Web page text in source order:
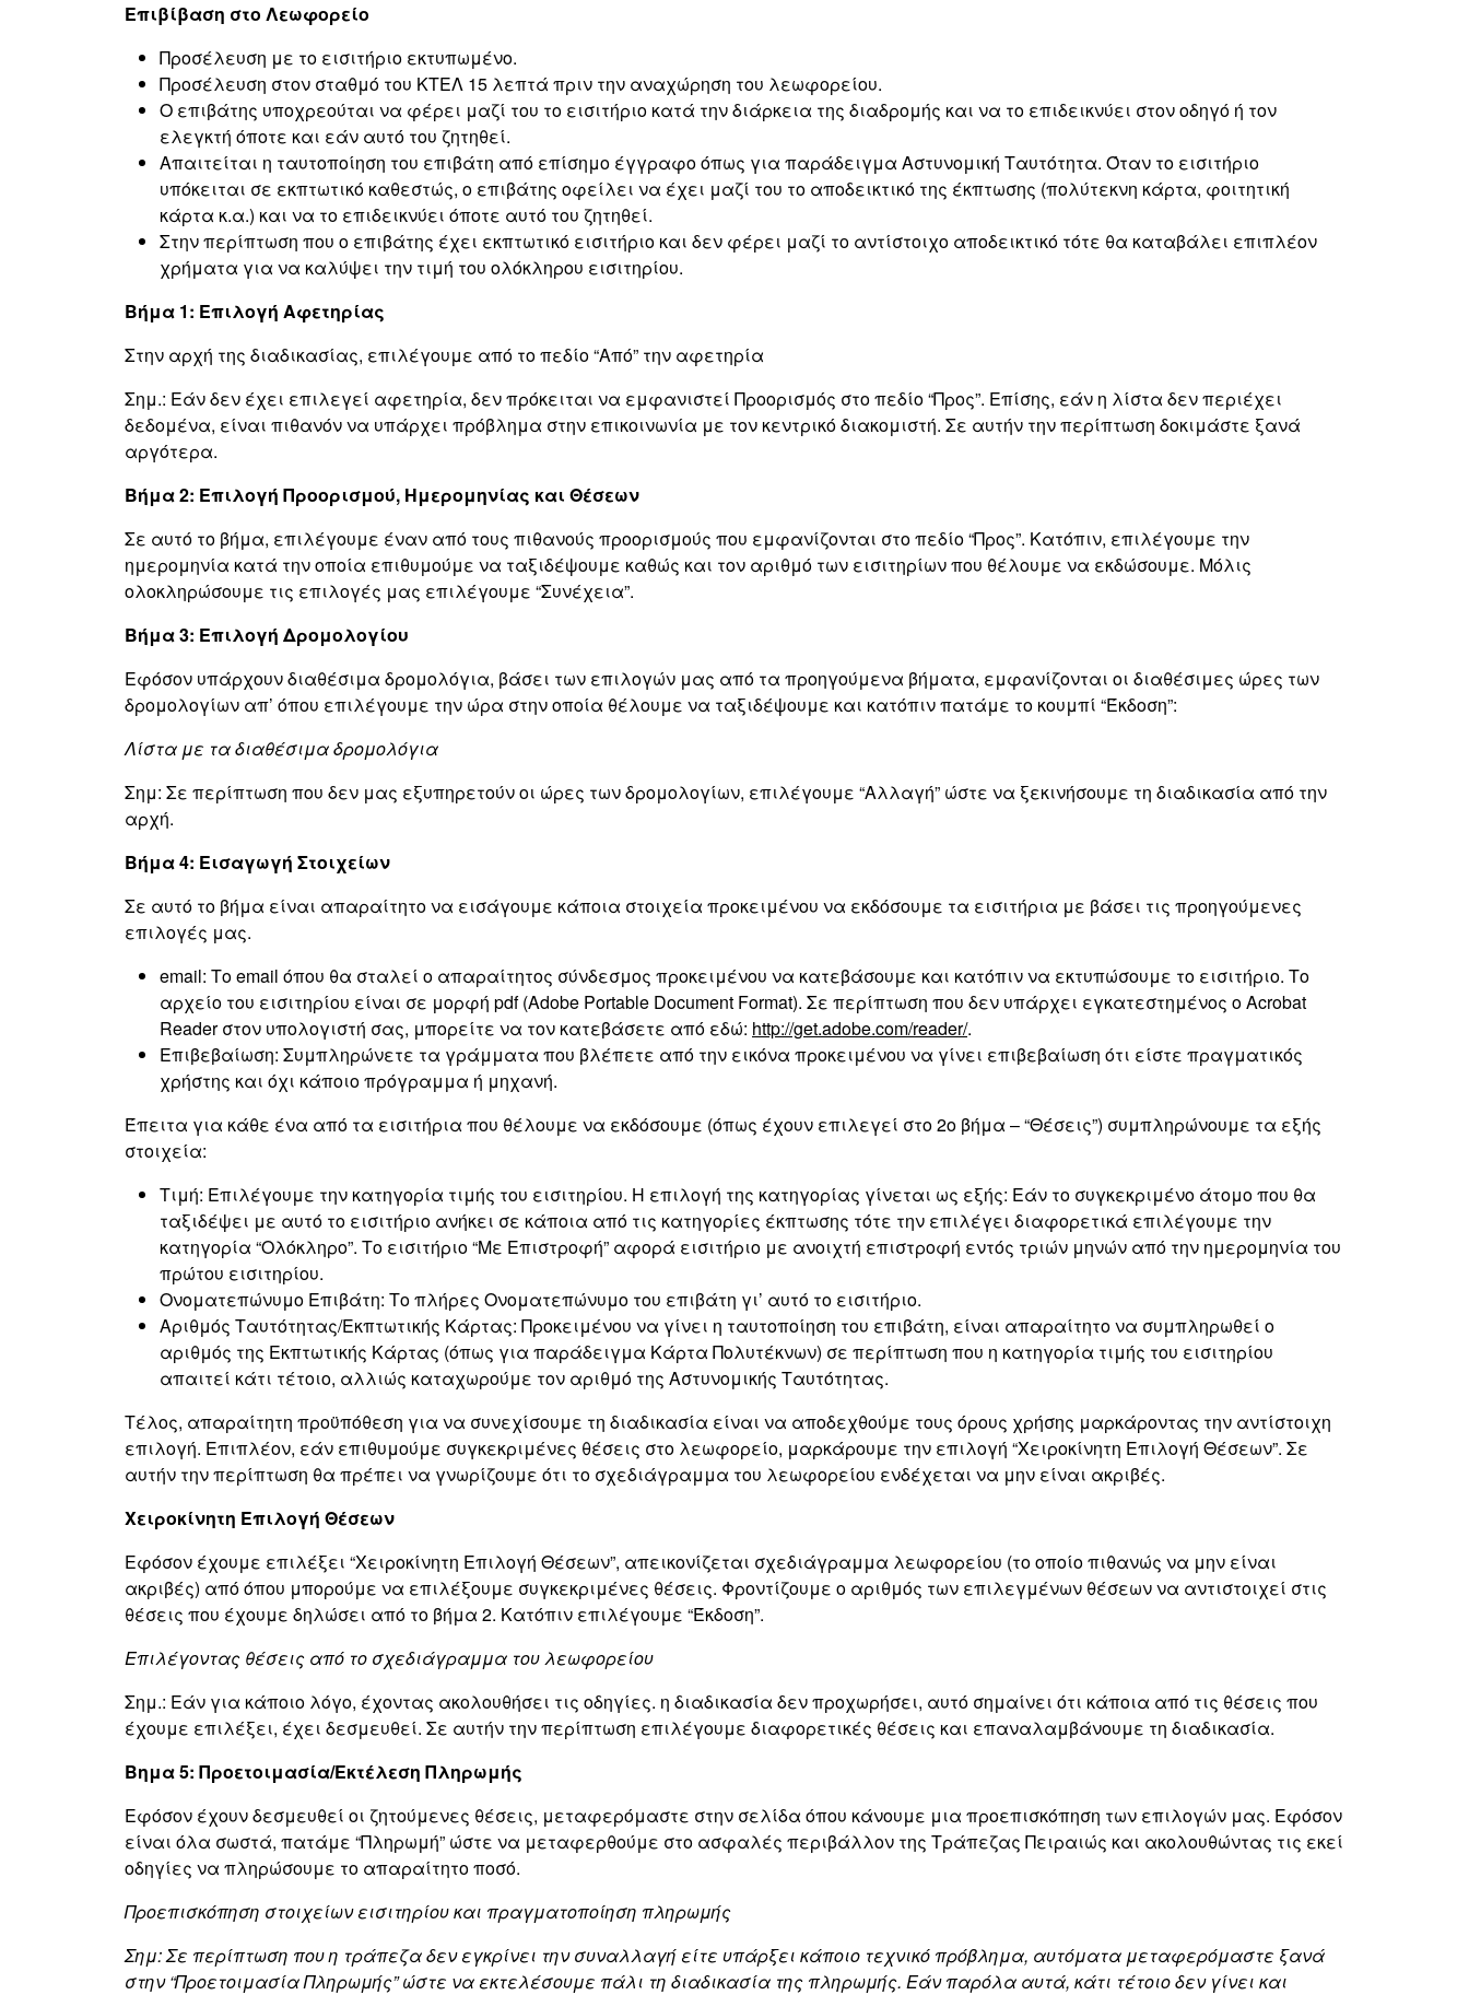
Επιβίβαση στο Λεωφορείο
Προσέλευση με το εισιτήριο εκτυπωμένο.
Προσέλευση στον σταθμό του ΚΤΕΛ 15 λεπτά πριν την αναχώρηση του λεωφορείου.
Ο επιβάτης υποχρεούται να φέρει μαζί του το εισιτήριο κατά την διάρκεια της διαδρομής και να το επιδεικνύει στον οδηγό ή τον
ελεγκτή όποτε και εάν αυτό του ζητηθεί.
Απαιτείται η ταυτοποίηση του επιβάτη από επίσημο έγγραφο όπως για παράδειγμα Αστυνομική Ταυτότητα. Όταν το εισιτήριο
υπόκειται σε εκπτωτικό καθεστώς, ο επιβάτης οφείλει να έχει μαζί του το αποδεικτικό της έκπτωσης (πολύτεκνη κάρτα, φοιτητική
κάρτα κ.α.) και να το επιδεικνύει όποτε αυτό του ζητηθεί.
Στην περίπτωση που ο επιβάτης έχει εκπτωτικό εισιτήριο και δεν φέρει μαζί το αντίστοιχο αποδεικτικό τότε θα καταβάλει επιπλέον
χρήματα για να καλύψει την τιμή του ολόκληρου εισιτηρίου.
Βήμα 1: Επιλογή Αφετηρίας
Στην αρχή της διαδικασίας, επιλέγουμε από το πεδίο “Από” την αφετηρία
Σημ.: Εάν δεν έχει επιλεγεί αφετηρία, δεν πρόκειται να εμφανιστεί Προορισμός στο πεδίο “Προς”. Επίσης, εάν η λίστα δεν περιέχει
δεδομένα, είναι πιθανόν να υπάρχει πρόβλημα στην επικοινωνία με τον κεντρικό διακομιστή. Σε αυτήν την περίπτωση δοκιμάστε ξανά
αργότερα.
Βήμα 2: Επιλογή Προορισμού, Ημερομηνίας και Θέσεων
Σε αυτό το βήμα, επιλέγουμε έναν από τους πιθανούς προορισμούς που εμφανίζονται στο πεδίο “Προς”. Κατόπιν, επιλέγουμε την
ημερομηνία κατά την οποία επιθυμούμε να ταξιδέψουμε καθώς και τον αριθμό των εισιτηρίων που θέλουμε να εκδώσουμε. Μόλις
ολοκληρώσουμε τις επιλογές μας επιλέγουμε “Συνέχεια”.
Βήμα 3: Επιλογή Δρομολογίου
Εφόσον υπάρχουν διαθέσιμα δρομολόγια, βάσει των επιλογών μας από τα προηγούμενα βήματα, εμφανίζονται οι διαθέσιμες ώρες των
δρομολογίων απ’ όπου επιλέγουμε την ώρα στην οποία θέλουμε να ταξιδέψουμε και κατόπιν πατάμε το κουμπί “Έκδοση”:
Λίστα με τα διαθέσιμα δρομολόγια
Σημ: Σε περίπτωση που δεν μας εξυπηρετούν οι ώρες των δρομολογίων, επιλέγουμε “Αλλαγή” ώστε να ξεκινήσουμε τη διαδικασία από την
αρχή.
Βήμα 4: Εισαγωγή Στοιχείων
Σε αυτό το βήμα είναι απαραίτητο να εισάγουμε κάποια στοιχεία προκειμένου να εκδόσουμε τα εισιτήρια με βάσει τις προηγούμενες
επιλογές μας.
email: Το email όπου θα σταλεί ο απαραίτητος σύνδεσμος προκειμένου να κατεβάσουμε και κατόπιν να εκτυπώσουμε το εισιτήριο. Το
αρχείο του εισιτηρίου είναι σε μορφή pdf (Adobe Portable Document Format). Σε περίπτωση που δεν υπάρχει εγκατεστημένος ο Acrobat
Reader στον υπολογιστή σας, μπορείτε να τον κατεβάσετε από εδώ: http://get.adobe.com/reader/.
Επιβεβαίωση: Συμπληρώνετε τα γράμματα που βλέπετε από την εικόνα προκειμένου να γίνει επιβεβαίωση ότι είστε πραγματικός
χρήστης και όχι κάποιο πρόγραμμα ή μηχανή.
Έπειτα για κάθε ένα από τα εισιτήρια που θέλουμε να εκδόσουμε (όπως έχουν επιλεγεί στο 2ο βήμα – “Θέσεις”) συμπληρώνουμε τα εξής
στοιχεία:
Τιμή: Επιλέγουμε την κατηγορία τιμής του εισιτηρίου. Η επιλογή της κατηγορίας γίνεται ως εξής: Εάν το συγκεκριμένο άτομο που θα
ταξιδέψει με αυτό το εισιτήριο ανήκει σε κάποια από τις κατηγορίες έκπτωσης τότε την επιλέγει διαφορετικά επιλέγουμε την
κατηγορία “Ολόκληρο”. Το εισιτήριο “Με Επιστροφή” αφορά εισιτήριο με ανοιχτή επιστροφή εντός τριών μηνών από την ημερομηνία του
πρώτου εισιτηρίου.
Ονοματεπώνυμο Επιβάτη: Το πλήρες Ονοματεπώνυμο του επιβάτη γι’ αυτό το εισιτήριο.
Αριθμός Ταυτότητας/Εκπτωτικής Κάρτας: Προκειμένου να γίνει η ταυτοποίηση του επιβάτη, είναι απαραίτητο να συμπληρωθεί ο
αριθμός της Εκπτωτικής Κάρτας (όπως για παράδειγμα Κάρτα Πολυτέκνων) σε περίπτωση που η κατηγορία τιμής του εισιτηρίου
απαιτεί κάτι τέτοιο, αλλιώς καταχωρούμε τον αριθμό της Αστυνομικής Ταυτότητας.
Τέλος, απαραίτητη προϋπόθεση για να συνεχίσουμε τη διαδικασία είναι να αποδεχθούμε τους όρους χρήσης μαρκάροντας την αντίστοιχη
επιλογή. Επιπλέον, εάν επιθυμούμε συγκεκριμένες θέσεις στο λεωφορείο, μαρκάρουμε την επιλογή “Χειροκίνητη Επιλογή Θέσεων”. Σε
αυτήν την περίπτωση θα πρέπει να γνωρίζουμε ότι το σχεδιάγραμμα του λεωφορείου ενδέχεται να μην είναι ακριβές.
Χειροκίνητη Επιλογή Θέσεων
Εφόσον έχουμε επιλέξει “Χειροκίνητη Επιλογή Θέσεων”, απεικονίζεται σχεδιάγραμμα λεωφορείου (το οποίο πιθανώς να μην είναι
ακριβές) από όπου μπορούμε να επιλέξουμε συγκεκριμένες θέσεις. Φροντίζουμε ο αριθμός των επιλεγμένων θέσεων να αντιστοιχεί στις
θέσεις που έχουμε δηλώσει από το βήμα 2. Κατόπιν επιλέγουμε “Έκδοση”.
Επιλέγοντας θέσεις από το σχεδιάγραμμα του λεωφορείου
Σημ.: Εάν για κάποιο λόγο, έχοντας ακολουθήσει τις οδηγίες. η διαδικασία δεν προχωρήσει, αυτό σημαίνει ότι κάποια από τις θέσεις που
έχουμε επιλέξει, έχει δεσμευθεί. Σε αυτήν την περίπτωση επιλέγουμε διαφορετικές θέσεις και επαναλαμβάνουμε τη διαδικασία.
Βημα 5: Προετοιμασία/Εκτέλεση Πληρωμής
Εφόσον έχουν δεσμευθεί οι ζητούμενες θέσεις, μεταφερόμαστε στην σελίδα όπου κάνουμε μια προεπισκόπηση των επιλογών μας. Εφόσον
είναι όλα σωστά, πατάμε “Πληρωμή” ώστε να μεταφερθούμε στο ασφαλές περιβάλλον της Τράπεζας Πειραιώς και ακολουθώντας τις εκεί
οδηγίες να πληρώσουμε το απαραίτητο ποσό.
Προεπισκόπηση στοιχείων εισιτηρίου και πραγματοποίηση πληρωμής
Σημ: Σε περίπτωση που η τράπεζα δεν εγκρίνει την συναλλαγή είτε υπάρξει κάποιο τεχνικό πρόβλημα, αυτόματα μεταφερόμαστε ξανά
στην “Προετοιμασία Πληρωμής” ώστε να εκτελέσουμε πάλι τη διαδικασία της πληρωμής. Εάν παρόλα αυτά, κάτι τέτοιο δεν γίνει και